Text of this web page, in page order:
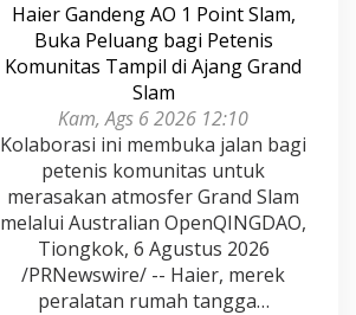
Haier Gandeng AO 1 Point Slam,
Buka Peluang bagi Petenis
Komunitas Tampil di Ajang Grand
Slam
Kam, Ags 6 2026 12:10
Kolaborasi ini membuka jalan bagi
petenis komunitas untuk
merasakan atmosfer Grand Slam
melalui Australian OpenQINGDAO,
Tiongkok, 6 Agustus 2026
/PRNewswire/ -- Haier, merek
peralatan rumah tangga…